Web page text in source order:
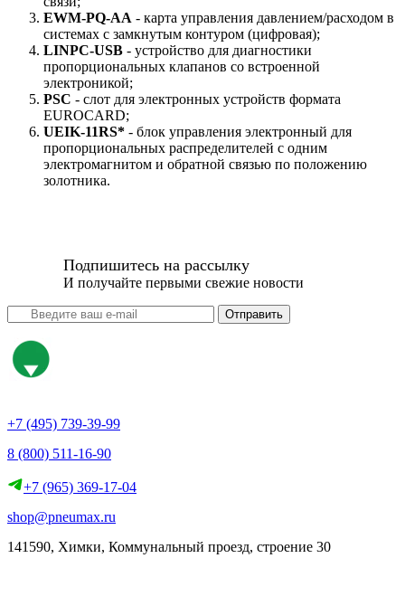
EWM-PQ-AA - карта управления давлением/расходом в
системах с замкнутым контуром (цифровая);
LINPC-USB - устройство для диагностики
пропорциональных клапанов со встроенной
электроникой;
PSC - слот для электронных устройств формата
EUROCARD;
UEIK-11RS* - блок управления электронный для
пропорциональных распределителей с одним
электромагнитом и обратной связью по положению
золотника.
Подпишитесь на рассылку
И получайте первыми свежие новости
Отправить
+7 (495) 739-39-99
8 (800) 511-16-90
+7 (965) 369-17-04
shop@pneumax.ru
141590, Химки, Коммунальный проезд, строение 30